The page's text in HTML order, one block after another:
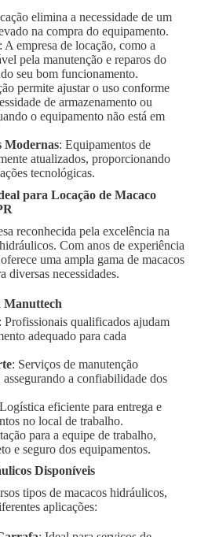
elimina a necessidade de um
na compra do equipamento.
: A empresa de locação, como a
pela manutenção e reparos do
seu bom funcionamento.
permite ajustar o uso conforme
de armazenamento ou
o equipamento não está em
Modernas: Equipamentos de
atualizados, proporcionando
tecnológicas.
para Locação de Macaco
reconhecida pela excelência na
Com anos de experiência
uma ampla gama de macacos
diversas necessidades.
Manuttech
: Profissionais qualificados ajudam
adequado para cada
: Serviços de manutenção
a confiabilidade dos
eficiente para entrega e
no local de trabalho.
para a equipe de trabalho,
e seguro dos equipamentos.
Disponíveis
tipos de macacos hidráulicos,
aplicações: